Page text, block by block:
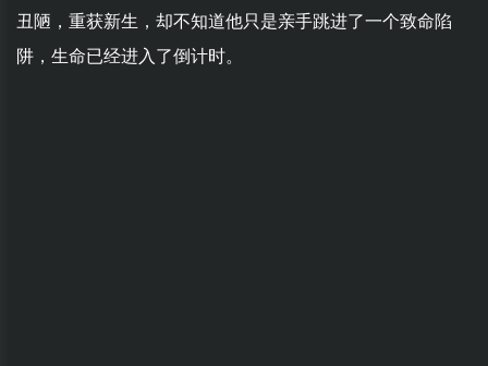
丑陋，重获新生，却不知道他只是亲手跳进了一个致命陷
阱，生命已经进入了倒计时。